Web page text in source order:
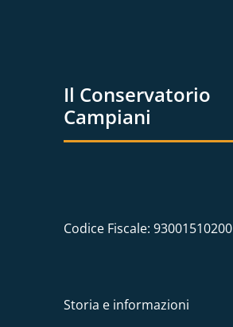
Il Conservatorio
Campiani
Codice Fiscale: 93001510200
Storia e informazioni